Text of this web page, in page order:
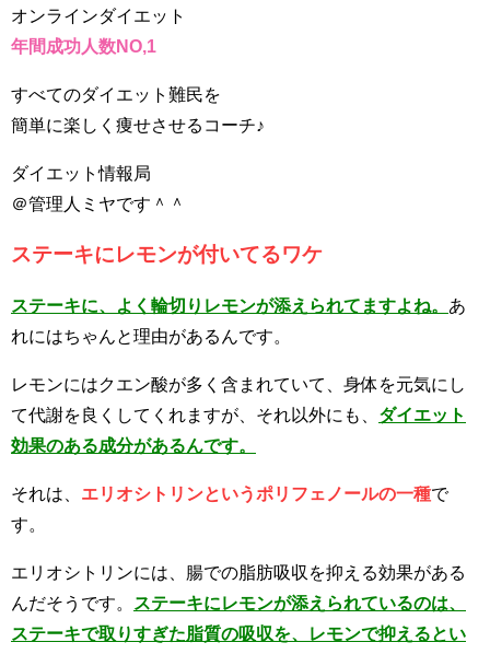
オンラインダイエット
年間成功人数NO,1
すべてのダイエット難民を
簡単に楽しく痩せさせるコーチ♪
ダイエット情報局
＠管理人ミヤです＾＾
ステーキにレモンが付いてるワケ
ステーキに、よく輪切りレモンが添えられてますよね。 あ
れにはちゃんと理由があるんです。
レモンにはクエン酸が多く含まれていて、身体を元気にし
て代謝を良くしてくれますが、それ以外にも、 ダイエット
効果のある成分があるんです。
それは、 エリオシトリンというポリフェノールの一種で
す。
エリオシトリンには、腸での脂肪吸収を抑える効果がある
んだそうです。
ステーキにレモンが添えられているのは、
ステーキで取りすぎた脂質の吸収を、レモンで抑えるとい